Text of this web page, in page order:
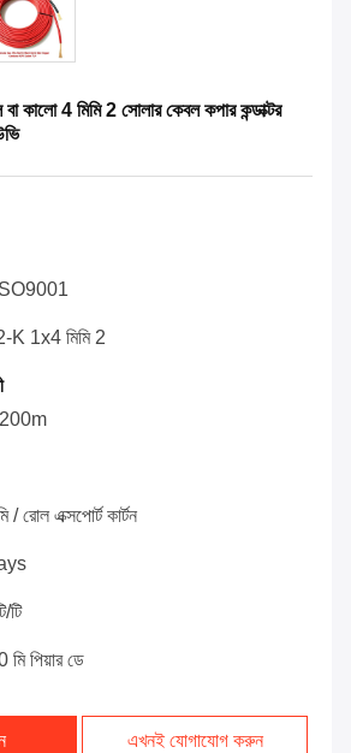
কালো 4 মিমি 2 সোলার কেবল কপার কন্ডাক্টর
1x4 মিমি 2
200m
/ রোল এক্সপোর্ট কার্টন
টি
পিয়ার ডে
এখনই যোগাযোগ করুন